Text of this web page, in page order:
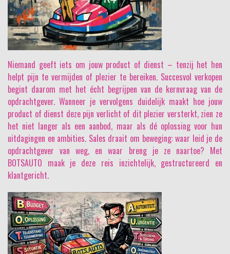
Niemand geeft iets om jouw product of dienst – tenzij het hen
helpt pijn te vermijden of plezier te bereiken. Succesvol verkopen
begint daarom met het écht begrijpen van de kernvraag van de
opdrachtgever. Wanneer je vervolgens duidelijk maakt hoe jouw
product of dienst deze pijn verlicht of dit plezier versterkt, zien ze
het niet langer als een aanbod, maar als dé oplossing voor hun
uitdagingen en ambities. Sales draait om beweging: waar leid je de
opdrachtgever van weg, en waar breng je ze naartoe? Met
BOTSAUTO maak je deze reis inzichtelijk, gestructureerd en
klantgericht.